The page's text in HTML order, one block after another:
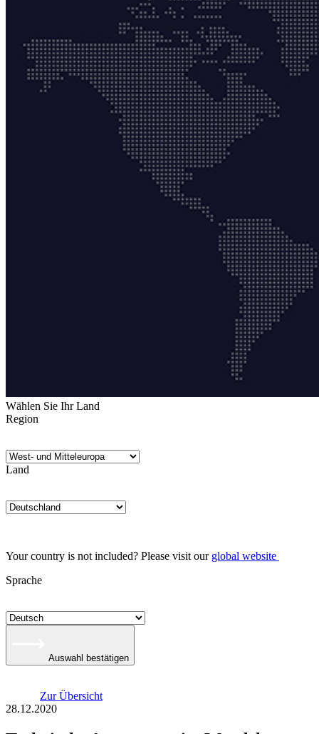
Wählen Sie Ihr Land
Region
Land
Your country is not included? Please visit our global website
Sprache
Auswahl bestätigen
Zur Übersicht
28.12.2020